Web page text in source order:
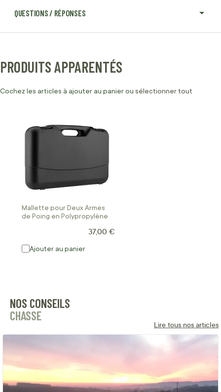
QUESTIONS / RÉPONSES
PRODUITS APPARENTÉS
Cochez les articles à ajouter au panier ou sélectionner tout
Mallette pour Deux Armes
de Poing en Polypropylène
37,00 €
Ajouter au panier
NOS CONSEILS
CHASSE
Lire tous nos articles